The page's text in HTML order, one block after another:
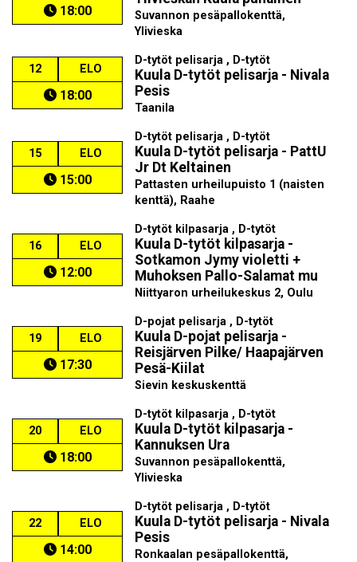
18:00
Suvannon pesäpallokenttä,
Ylivieska
12 ELO
18:00
D-tytöt pelisarja , D-tytöt
Kuula D-tytöt pelisarja - Nivala
Pesis
Taanila
15 ELO
15:00
D-tytöt pelisarja , D-tytöt
Kuula D-tytöt pelisarja - PattU
Jr Dt Keltainen
Pattasten urheilupuisto 1 (naisten
kenttä), Raahe
16 ELO
12:00
D-tytöt kilpasarja , D-tytöt
Kuula D-tytöt kilpasarja -
Sotkamon Jymy violetti +
Muhoksen Pallo-Salamat mu
Niittyaron urheilukeskus 2, Oulu
19 ELO
17:30
D-pojat pelisarja , D-tytöt
Kuula D-pojat pelisarja -
Reisjärven Pilke/ Haapajärven
Pesä-Kiilat
Sievin keskuskenttä
20 ELO
18:00
D-tytöt kilpasarja , D-tytöt
Kuula D-tytöt kilpasarja -
Kannuksen Ura
Suvannon pesäpallokenttä,
Ylivieska
22 ELO
14:00
D-tytöt pelisarja , D-tytöt
Kuula D-tytöt pelisarja - Nivala
Pesis
Ronkaalan pesäpallokenttä,